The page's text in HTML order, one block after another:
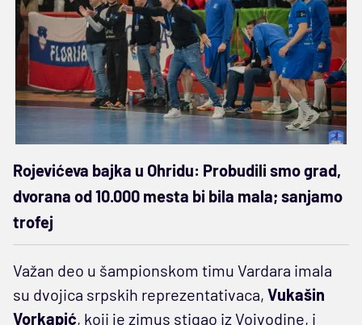
Rojevićeva bajka u Ohridu: Probudili smo grad,
dvorana od 10.000 mesta bi bila mala; sanjamo
trofej
Važan deo u šampionskom timu Vardara imala
su dvojica srpskih reprezentativaca, Vukašin
Vorkapić, koji je zimus stigao iz Vojvodine, i